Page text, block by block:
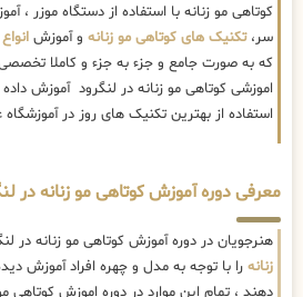
کوتاهی مو زنانه با استفاده از دستگاه موزر
سر،تکنیک های کوتاهی مو زنانه و آموزش
که به صورت جامع و جزء به جزء و کاملا تخصصی
اموزشی کوتاهی مو زنانه در لنگرود آموزش
استفاده از بهترین تکنیک های روز در
معرفی دوره آموزش کوتاهی مو زنانه در
هنرجویان در دوره آموزش کوتاهی مو زنانه در
زنانه را با توجه به مدل و چهره افراد آموزش
دهند ، تمام این موارد در دوره اموزش کوتاهی